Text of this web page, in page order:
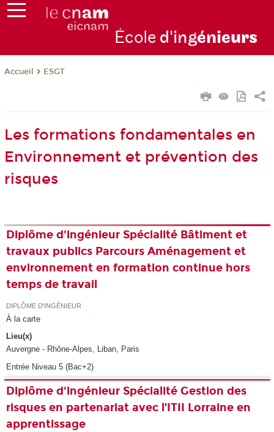
École d'ingénieurs
Accueil ESGT
Les formations fondamentales en
Environnement et prévention des
risques
Diplôme d'ingénieur Spécialité Bâtiment et
travaux publics Parcours Aménagement et
environnement en formation continue hors
temps de travail
DIPLÔME D'INGÉNIEUR
À la carte
Lieu(x)
Auvergne - Rhône-Alpes, Liban, Paris
Entrée Niveau 5 (Bac+2)
Diplôme d'ingénieur Spécialité Gestion des
risques en partenariat avec l’ITII Lorraine en
apprentissage